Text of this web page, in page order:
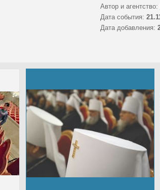
Автор и агентство:
Дата события:
Дата добавления: